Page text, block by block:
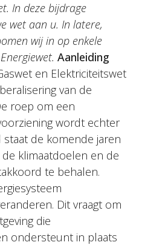
In deze bijdrage
wet aan u. In latere,
wij in op enkele
Aanleiding
en Elektriciteitswet
van de
roep om een
wordt echter
de komende jaren
klimaatdoelen en de
te behalen.
Dit vraagt om
die
ondersteunt in plaats